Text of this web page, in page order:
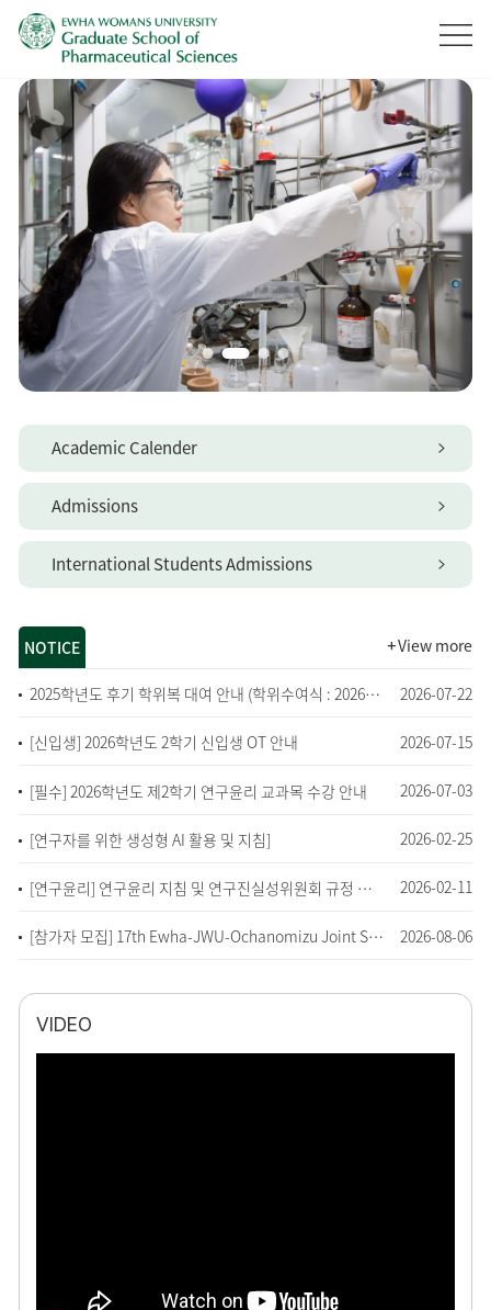
Academic Calender
Admissions
International Students Admissions
NOTICE
2025학년도 후기 학위복 대여 안내 (학위수여식 : 2026년 8월 28일 오전 10시) 2026-07-22
[신입생] 2026학년도 2학기 신입생 OT 안내 2026-07-15
[필수] 2026학년도 제2학기 연구윤리 교과목 수강 안내 2026-07-03
[연구자를 위한 생성형 AI 활용 및 지침] 2026-02-25
[연구윤리] 연구윤리 지침 및 연구진실성위원회 규정 안내 2026-02-11
[참가자 모집] 17th Ewha-JWU-Ochanomizu Joint Symposium 2026 참가 안내 2026-08-06
View more
VIDEO